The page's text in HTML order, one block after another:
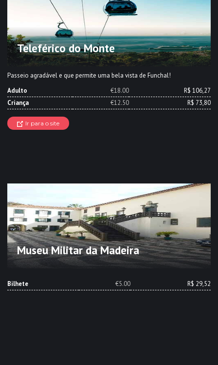
Teleférico do Monte
Passeio agradável e que permite uma bela vista de Funchal!
Adulto
€18.00
R$ 106,27
Criança
€12.50 R$ 73,80
Ir para o site
Museu Militar da Madeira
Bilhete €5.00 R$ 29,52